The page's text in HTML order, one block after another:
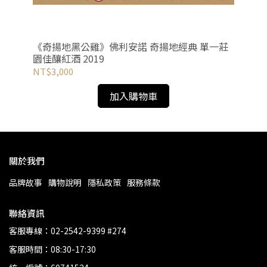
《奇揚地黑公雞》佛利安諾 奇揚地經典 單一莊
園佳釀紅酒 2019
NT$3,000
加入購物車
關於我們
品牌故事 購物說明 隱私政策 服務條款
聯絡資訊
客服專線：02-2542-9399 #274
客服時間：08:30-17:30